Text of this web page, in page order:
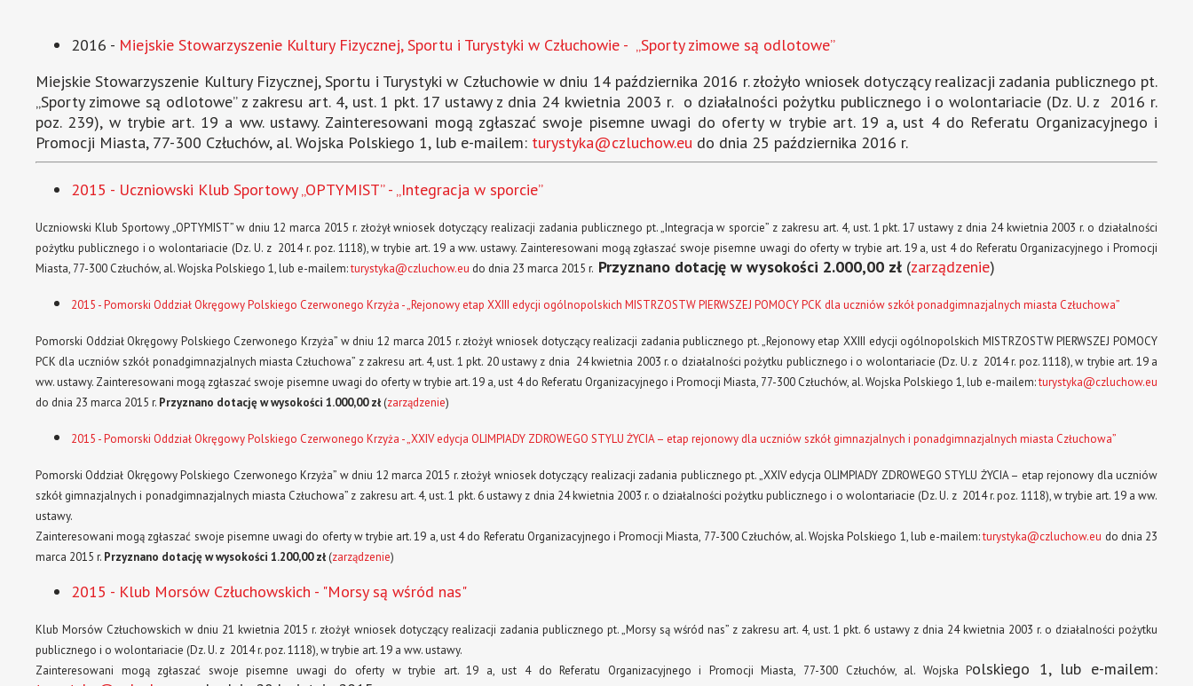
2016 - Miejskie Stowarzyszenie Kultury Fizycznej, Sportu i Turystyki w Człuchowie - „Sporty zimowe są odlotowe”
Miejskie Stowarzyszenie Kultury Fizycznej, Sportu i Turystyki w Człuchowie w dniu 14 października 2016 r. złożyło wniosek dotyczący realizacji zadania publicznego pt.
„Sporty zimowe są odlotowe” z zakresu art. 4, ust. 1 pkt. 17 ustawy z dnia 24 kwietnia 2003 r. o działalności pożytku publicznego i o wolontariacie (Dz. U. z 2016 r.
poz. 239), w trybie art. 19 a ww. ustawy. Zainteresowani mogą zgłaszać swoje pisemne uwagi do oferty w trybie art. 19 a, ust 4 do Referatu Organizacyjnego i
Promocji Miasta, 77-300 Człuchów, al. Wojska Polskiego 1, lub e-mailem: turystyka@czluchow.eu do dnia 25 października 2016 r.
2015 - Uczniowski Klub Sportowy „OPTYMIST” - „Integracja w sporcie”
Uczniowski Klub Sportowy „OPTYMIST” w dniu 12 marca 2015 r. złożył wniosek dotyczący realizacji zadania publicznego pt. „Integracja w sporcie” z zakresu art. 4, ust. 1 pkt. 17 ustawy z dnia 24 kwietnia 2003 r. o działalności
pożytku publicznego i o wolontariacie (Dz. U. z 2014 r. poz. 1118), w trybie art. 19 a ww. ustawy. Zainteresowani mogą zgłaszać swoje pisemne uwagi do oferty w trybie art. 19 a, ust 4 do Referatu Organizacyjnego i Promocji
Miasta, 77-300 Człuchów, al. Wojska Polskiego 1, lub e-mailem:turystyka@czluchow.eu do dnia 23 marca 2015 r. Przyznano dotację w wysokości 2.000,00 zł (zarządzenie)
2015 - Pomorski Oddział Okręgowy Polskiego Czerwonego Krzyża - „Rejonowy etap XXIII edycji ogólnopolskich MISTRZOSTW PIERWSZEJ POMOCY PCK dla uczniów szkół ponadgimnazjalnych miasta Człuchowa”
Pomorski Oddział Okręgowy Polskiego Czerwonego Krzyża” w dniu 12 marca 2015 r. złożył wniosek dotyczący realizacji zadania publicznego pt. „Rejonowy etap XXIII edycji ogólnopolskich MISTRZOSTW PIERWSZEJ POMOCY
PCK dla uczniów szkół ponadgimnazjalnych miasta Człuchowa” z zakresu art. 4, ust. 1 pkt. 20 ustawy z dnia 24 kwietnia 2003 r. o działalności pożytku publicznego i o wolontariacie (Dz. U. z 2014 r. poz. 1118), w trybie art. 19 a
ww. ustawy. Zainteresowani mogą zgłaszać swoje pisemne uwagi do oferty w trybie art. 19 a, ust 4 do Referatu Organizacyjnego i Promocji Miasta, 77-300 Człuchów, al. Wojska Polskiego 1, lub e-mailem:turystyka@czluchow.eu
do dnia 23 marca 2015 r. Przyznano dotację w wysokości 1.000,00 zł (zarządzenie)
2015 - Pomorski Oddział Okręgowy Polskiego Czerwonego Krzyża - „XXIV edycja OLIMPIADY ZDROWEGO STYLU ŻYCIA – etap rejonowy dla uczniów szkół gimnazjalnych i ponadgimnazjalnych miasta Człuchowa”
Pomorski Oddział Okręgowy Polskiego Czerwonego Krzyża” w dniu 12 marca 2015 r. złożył wniosek dotyczący realizacji zadania publicznego pt. „XXIV edycja OLIMPIADY ZDROWEGO STYLU ŻYCIA – etap rejonowy dla uczniów
szkół gimnazjalnych i ponadgimnazjalnych miasta Człuchowa” z zakresu art. 4, ust. 1 pkt. 6 ustawy z dnia 24 kwietnia 2003 r. o działalności pożytku publicznego i o wolontariacie (Dz. U. z 2014 r. poz. 1118), w trybie art. 19 a ww.
ustawy.
Zainteresowani mogą zgłaszać swoje pisemne uwagi do oferty w trybie art. 19 a, ust 4 do Referatu Organizacyjnego i Promocji Miasta, 77-300 Człuchów, al. Wojska Polskiego 1, lub e-mailem:turystyka@czluchow.eu do dnia 23
marca 2015 r. Przyznano dotację w wysokości 1.200,00 zł (zarządzenie)
2015 - Klub Morsów Człuchowskich - "Morsy są wśród nas"
Klub Morsów Człuchowskich w dniu 21 kwietnia 2015 r. złożył wniosek dotyczący realizacji zadania publicznego pt. „Morsy są wśród nas” z zakresu art. 4, ust. 1 pkt. 6 ustawy z dnia 24 kwietnia 2003 r. o działalności pożytku
publicznego i o wolontariacie (Dz. U. z 2014 r. poz. 1118), w trybie art. 19 a ww. ustawy.
Zainteresowani mogą zgłaszać swoje pisemne uwagi do oferty w trybie art. 19 a, ust 4 do Referatu Organizacyjnego i Promocji Miasta, 77-300 Człuchów, al. Wojska Polskiego 1, lub e-mailem: